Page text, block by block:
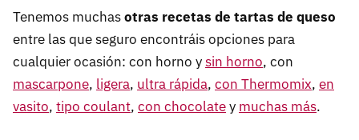
Tenemos muchasotras recetas de tartas de queso
entre las que seguro encontráis opciones para
cualquier ocasión: con horno ysin horno, con
mascarpone, ligera, ultra rápida, con Thermomix, en
vasito, tipo coulant, con chocolatey muchas más.